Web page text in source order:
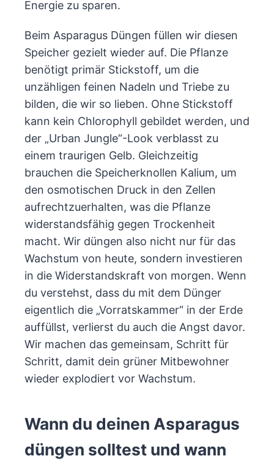
Energie zu sparen.
Beim Asparagus Düngen füllen wir diesen
Speicher gezielt wieder auf. Die Pflanze
benötigt primär Stickstoff, um die
unzähligen feinen Nadeln und Triebe zu
bilden, die wir so lieben. Ohne Stickstoff
kann kein Chlorophyll gebildet werden, und
der „Urban Jungle“-Look verblasst zu
einem traurigen Gelb. Gleichzeitig
brauchen die Speicherknollen Kalium, um
den osmotischen Druck in den Zellen
aufrechtzuerhalten, was die Pflanze
widerstandsfähig gegen Trockenheit
macht. Wir düngen also nicht nur für das
Wachstum von heute, sondern investieren
in die Widerstandskraft von morgen. Wenn
du verstehst, dass du mit dem Dünger
eigentlich die „Vorratskammer“ in der Erde
auffüllst, verlierst du auch die Angst davor.
Wir machen das gemeinsam, Schritt für
Schritt, damit dein grüner Mitbewohner
wieder explodiert vor Wachstum.
Wann du deinen Asparagus
düngen solltest und wann